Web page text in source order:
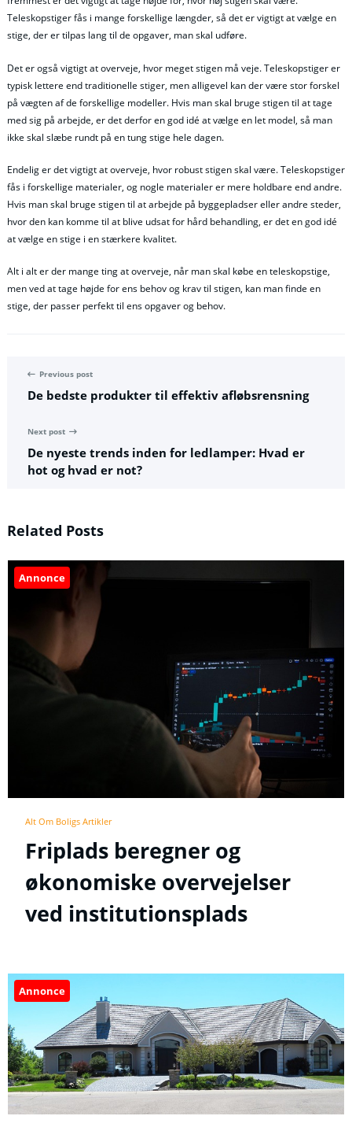
Teleskopstiger fås i mange forskellige længder, så det er vigtigt at vælge en
stige, der er tilpas lang til de opgaver, man skal udføre.
Det er også vigtigt at overveje, hvor meget stigen må veje. Teleskopstiger er
typisk lettere end traditionelle stiger, men alligevel kan der være stor forskel
på vægten af de forskellige modeller. Hvis man skal bruge stigen til at tage
med sig på arbejde, er det derfor en god idé at vælge en let model, så man
ikke skal slæbe rundt på en tung stige hele dagen.
Endelig er det vigtigt at overveje, hvor robust stigen skal være. Teleskopstiger
fås i forskellige materialer, og nogle materialer er mere holdbare end andre.
Hvis man skal bruge stigen til at arbejde på byggepladser eller andre steder,
hvor den kan komme til at blive udsat for hård behandling, er det en god idé
at vælge en stige i en stærkere kvalitet.
Alt i alt er der mange ting at overveje, når man skal købe en teleskopstige,
men ved at tage højde for ens behov og krav til stigen, kan man finde en
stige, der passer perfekt til ens opgaver og behov.
Previous post
De bedste produkter til effektiv afløbsrensning
Next post
De nyeste trends inden for ledlamper: Hvad er
hot og hvad er not?
Related Posts
Annonce
Alt Om Boligs Artikler
Friplads beregner og
økonomiske overvejelser
ved institutionsplads
Annonce